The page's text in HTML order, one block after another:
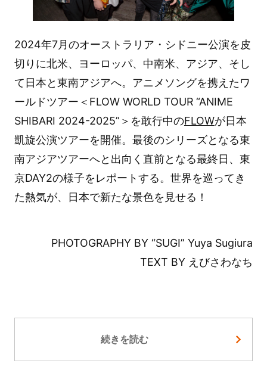
2024年7月のオーストラリア・シドニー公演を皮
切りに北米、ヨーロッパ、中南米、アジア、そし
て日本と東南アジアへ。アニメソングを携えたワ
ールドツアー＜FLOW WORLD TOUR “ANIME
SHIBARI 2024-2025”＞を敢行中のFLOWが日本
凱旋公演ツアーを開催。最後のシリーズとなる東
南アジアツアーへと出向く直前となる最終日、東
京DAY2の様子をレポートする。世界を巡ってき
た熱気が、日本で新たな景色を見せる！
PHOTOGRAPHY BY “SUGI” Yuya Sugiura
TEXT BY えびさわなち
続きを読む